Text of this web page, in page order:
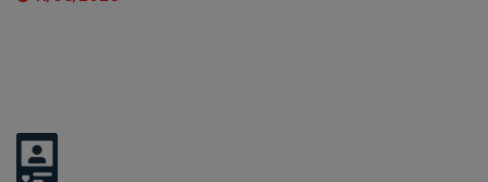
Bạn có thể lên lịch để chế độ nhìn đêm tự động
kích hoạt vào thời điểm mong muốn - khi trời